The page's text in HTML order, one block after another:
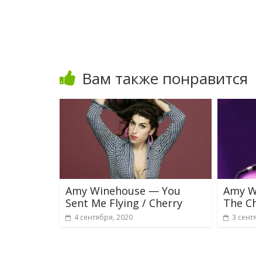
Вам также понравится
Amy Winehouse — You
Sent Me Flying / Cherry
4 сентября, 2020
Amy
The
3